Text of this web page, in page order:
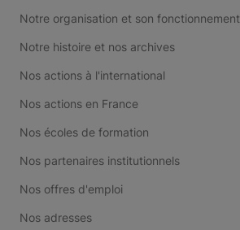
Notre organisation et son fonctionnement
Notre histoire et nos archives
Nos actions à l'international
Nos actions en France
Nos écoles de formation
Nos partenaires institutionnels
Nos offres d'emploi
Nos adresses